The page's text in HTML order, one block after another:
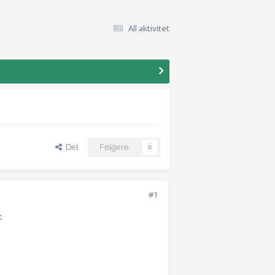
All aktivitet
Del Følgere 0
#1